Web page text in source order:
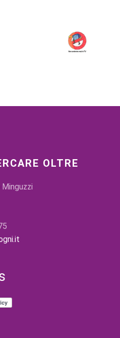
OLTRE